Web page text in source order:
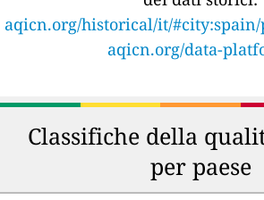
aqicn.org/historical/it/#city:spain/
aqicn.org/data-
Classifiche della
per paese